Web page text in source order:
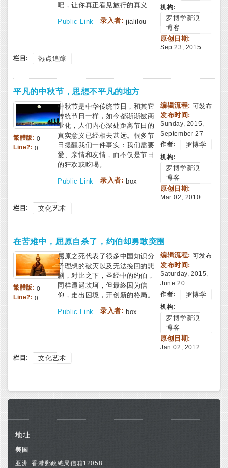
吧，让你真正看见旅行的真义
Public Link 录入者: jialilou
机构:
罗博学新浪
博客
原创日期:
Sep 23, 2015
栏目:
热点追踪
平凡的中秋节，思想不平凡的地方
繁體版: 0
Line?:0
中秋节是中华传统节日，和其它
传统节日一样，如今都渐渐被商
业化，人们内心深处距离节日的
真实意义已经相去甚远。很多节
日提醒我们一件事实：我们需要
爱、亲情和友情，而不仅是节日
的狂欢或吃喝。
Public Link 录入者: box
编辑流程: 可发布
发布时间:
Sunday, 2015,
September 27
作者:
罗博学
机构:
罗博学新浪
博客
原创日期:
Mar 02, 2010
栏目:
文化艺术
在苦难中，屈原自杀了，约伯却勇敢突围
繁體版: 0
Line?:0
屈原之死代表了很多中国知识分
子理想的破灭以及无法挽回的悲
剧，对比之下，圣经中的约伯，
同样遭遇坎坷，但最终因为信
仰，走出困境，开创新的格局。
Public Link 录入者: box
编辑流程: 可发布
发布时间:
Saturday, 2015,
June 20
作者:
罗博学
机构:
罗博学新浪
博客
原创日期:
Jan 02, 2012
栏目:
文化艺术
地址
美国
亚洲: 香港郵政總局信箱12058